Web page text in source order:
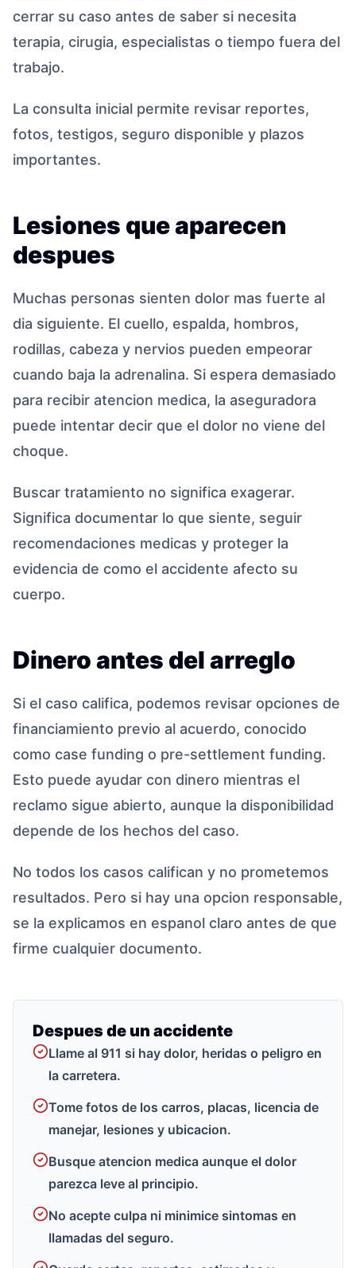
cerrar su caso antes de saber si necesita
terapia, cirugia, especialistas o tiempo fuera del
trabajo.
La consulta inicial permite revisar reportes,
fotos, testigos, seguro disponible y plazos
importantes.
Lesiones que aparecen
despues
Muchas personas sienten dolor mas fuerte al
dia siguiente. El cuello, espalda, hombros,
rodillas, cabeza y nervios pueden empeorar
cuando baja la adrenalina. Si espera demasiado
para recibir atencion medica, la aseguradora
puede intentar decir que el dolor no viene del
choque.
Buscar tratamiento no significa exagerar.
Significa documentar lo que siente, seguir
recomendaciones medicas y proteger la
evidencia de como el accidente afecto su
cuerpo.
Dinero antes del arreglo
Si el caso califica, podemos revisar opciones de
financiamiento previo al acuerdo, conocido
como case funding o pre-settlement funding.
Esto puede ayudar con dinero mientras el
reclamo sigue abierto, aunque la disponibilidad
depende de los hechos del caso.
No todos los casos califican y no prometemos
resultados. Pero si hay una opcion responsable,
se la explicamos en espanol claro antes de que
firme cualquier documento.
Despues de un accidente
Llame al 911 si hay dolor, heridas o peligro en
la carretera.
Tome fotos de los carros, placas, licencia de
manejar, lesiones y ubicacion.
Busque atencion medica aunque el dolor
parezca leve al principio.
No acepte culpa ni minimice sintomas en
llamadas del seguro.